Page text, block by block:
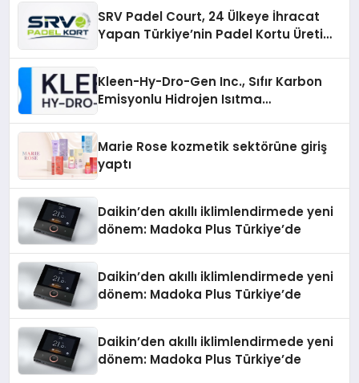
SRV Padel Court, 24 Ülkeye İhracat
Yapan Türkiye’nin Padel Kortu Üretim
Kleen-Hy-Dro-Gen Inc., Sıfır Karbon
Emisyonlu Hidrojen Isıtma
Marie Rose kozmetik sektörüne giriş
yaptı
Daikin’den akıllı iklimlendirmede yeni
dönem: Madoka Plus Türkiye’de
Daikin’den akıllı iklimlendirmede yeni
dönem: Madoka Plus Türkiye’de
Daikin’den akıllı iklimlendirmede yeni
dönem: Madoka Plus Türkiye’de